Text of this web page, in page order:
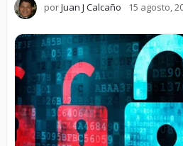
porJuan J Calcaño 15 agosto,